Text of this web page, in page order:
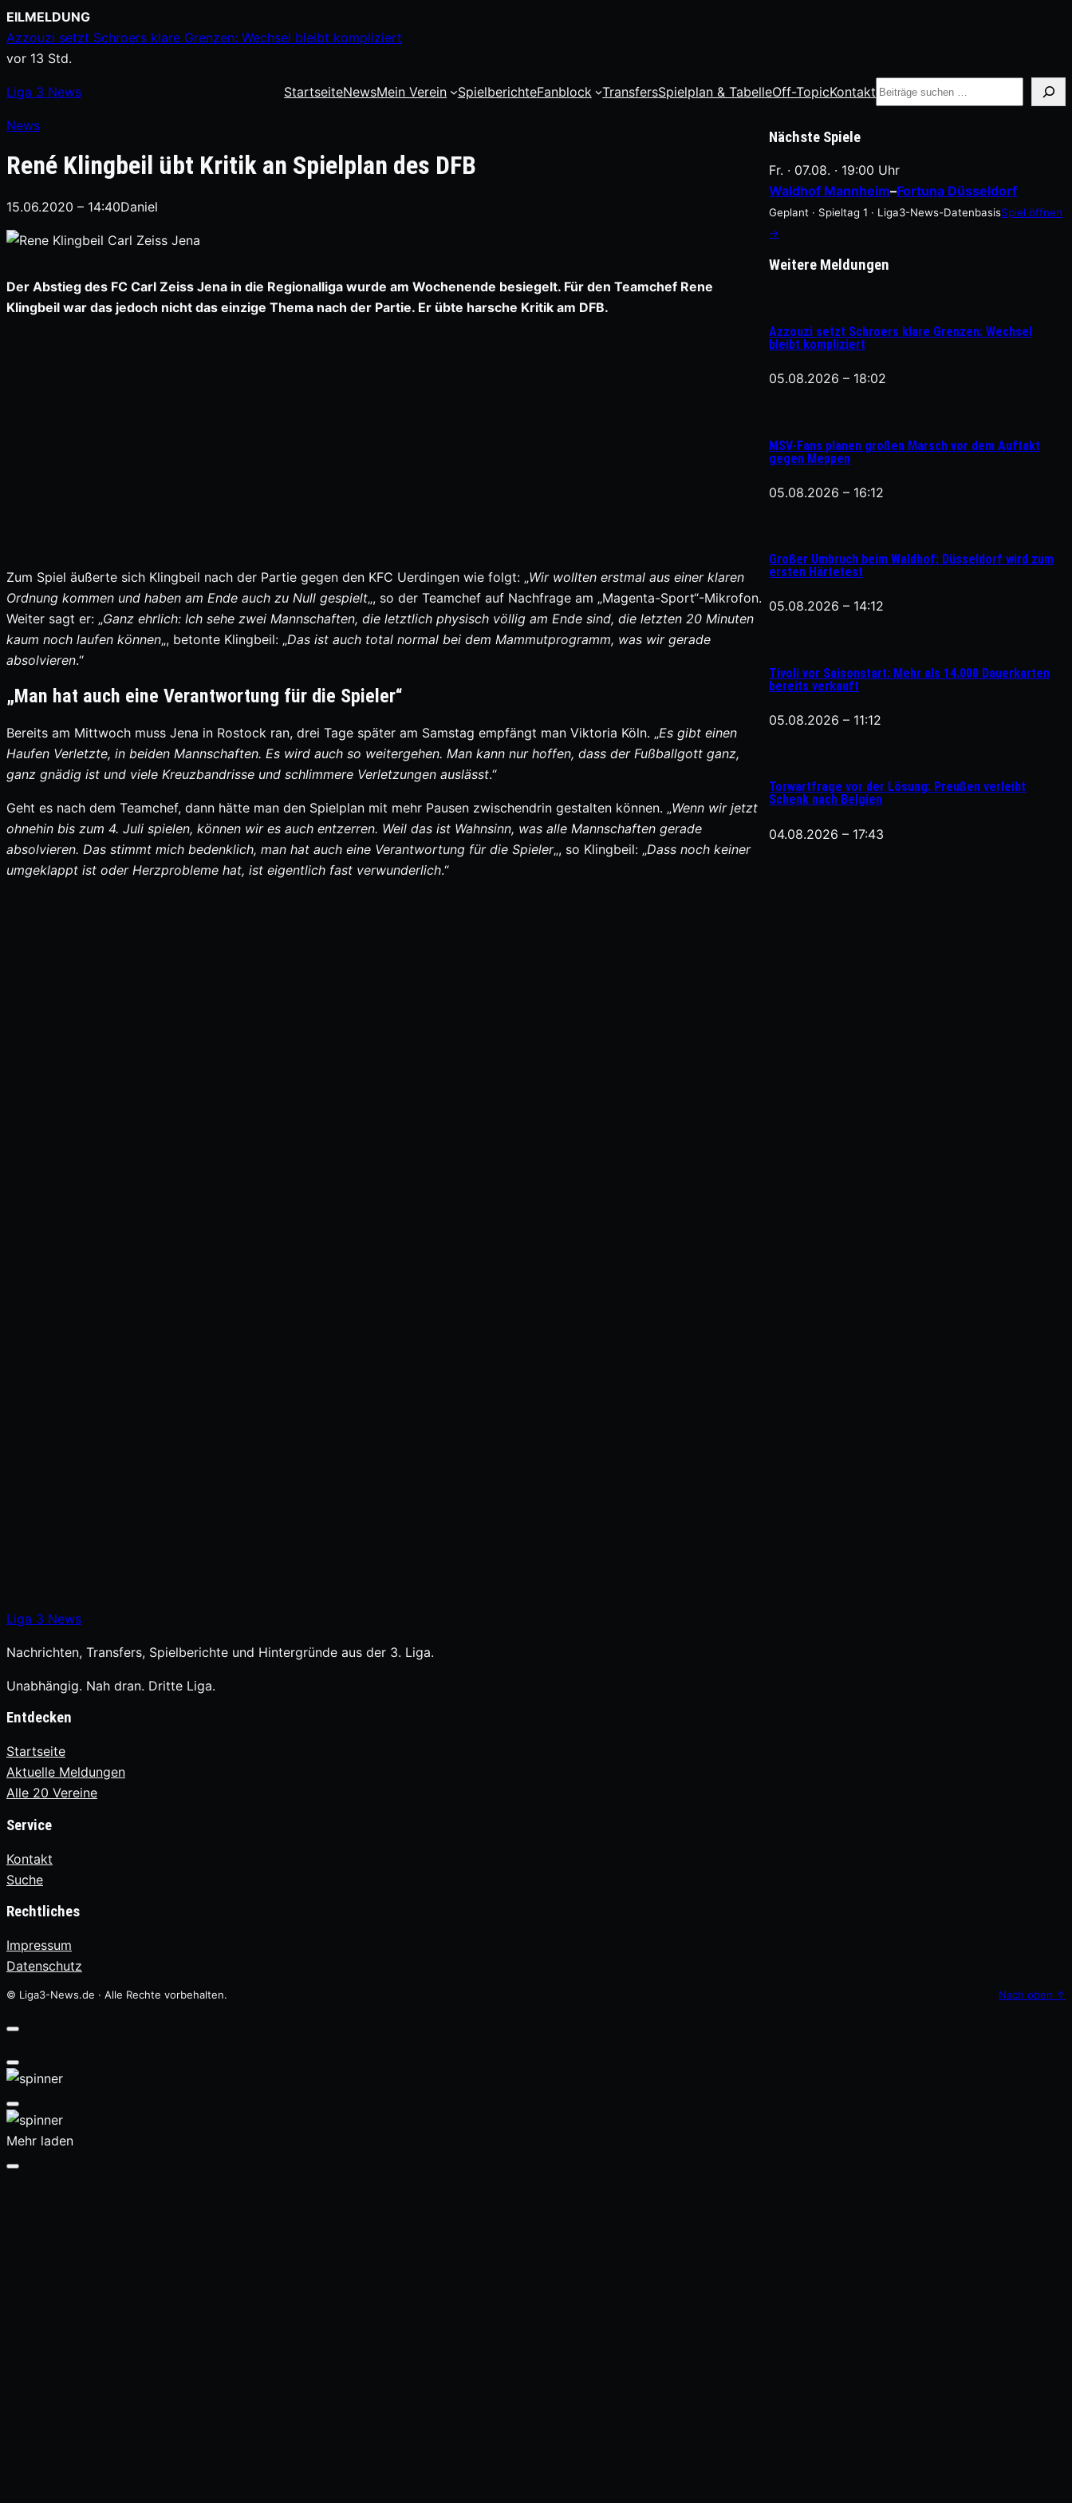
Zum
Inhalt
springen
EILMELDUNG
Azzouzi setzt Schroers klare Grenzen: Wechsel bleibt kompliziert
vor 13 Std.
Liga 3 News StartseiteNewsMein Verein SpielberichteFanblock TransfersSpielplan & TabelleOff-TopicKontakt Suche
News
René Klingbeil übt Kritik an Spielplan des DFB
15.06.2020 – 14:40Daniel
Der Abstieg des FC Carl Zeiss Jena in die Regionalliga wurde am Wochenende besiegelt. Für den Teamchef Rene
Klingbeil war das jedoch nicht das einzige Thema nach der Partie. Er übte harsche Kritik am DFB.
Zum Spiel äußerte sich Klingbeil nach der Partie gegen den KFC Uerdingen wie folgt: „Wir wollten erstmal aus einer klaren
Ordnung kommen und haben am Ende auch zu Null gespielt„, so der Teamchef auf Nachfrage am „Magenta-Sport“-Mikrofon.
Weiter sagt er: „Ganz ehrlich: Ich sehe zwei Mannschaften, die letztlich physisch völlig am Ende sind, die letzten 20 Minuten
kaum noch laufen können„, betonte Klingbeil: „Das ist auch total normal bei dem Mammutprogramm, was wir gerade
absolvieren.“
„Man hat auch eine Verantwortung für die Spieler“
Bereits am Mittwoch muss Jena in Rostock ran, drei Tage später am Samstag empfängt man Viktoria Köln. „Es gibt einen
Haufen Verletzte, in beiden Mannschaften. Es wird auch so weitergehen. Man kann nur hoffen, dass der Fußballgott ganz,
ganz gnädig ist und viele Kreuzbandrisse und schlimmere Verletzungen auslässt.“
Geht es nach dem Teamchef, dann hätte man den Spielplan mit mehr Pausen zwischendrin gestalten können. „Wenn wir jetzt
ohnehin bis zum 4. Juli spielen, können wir es auch entzerren. Weil das ist Wahnsinn, was alle Mannschaften gerade
absolvieren. Das stimmt mich bedenklich, man hat auch eine Verantwortung für die Spieler„, so Klingbeil: „Dass noch keiner
umgeklappt ist oder Herzprobleme hat, ist eigentlich fast verwunderlich.“
Nächste Spiele
Fr. · 07.08. · 19:00 Uhr
Waldhof Mannheim–Fortuna Düsseldorf
Geplant · Spieltag 1 · Liga3-News-DatenbasisSpiel öffnen
→
Weitere Meldungen
Azzouzi setzt Schroers klare Grenzen: Wechsel
bleibt kompliziert
05.08.2026 – 18:02
MSV-Fans planen großen Marsch vor dem Auftakt
gegen Meppen
05.08.2026 – 16:12
Großer Umbruch beim Waldhof: Düsseldorf wird zum
ersten Härtetest
05.08.2026 – 14:12
Tivoli vor Saisonstart: Mehr als 14.000 Dauerkarten
bereits verkauft
05.08.2026 – 11:12
Torwartfrage vor der Lösung: Preußen verleiht
Schenk nach Belgien
04.08.2026 – 17:43
Liga 3 News
Nachrichten, Transfers, Spielberichte und Hintergründe aus der 3. Liga.
Unabhängig. Nah dran. Dritte Liga.
Entdecken
Startseite
Aktuelle Meldungen
Alle 20 Vereine
Service
Kontakt
Suche
Rechtliches
Impressum
Datenschutz
© Liga3-News.de · Alle Rechte vorbehalten. Nach oben ↑
Mehr laden